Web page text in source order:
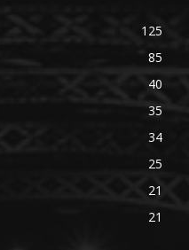
125
85
40
35
34
25
21
21